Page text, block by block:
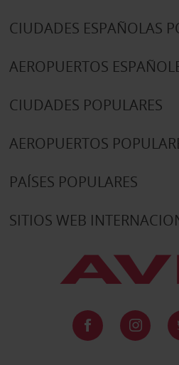
CIUDADES ESPAÑOLAS
AEROPUERTOS
CIUDADES POPULARES
AEROPUERTOS
PAÍSES POPULARES
SITIOS WEB